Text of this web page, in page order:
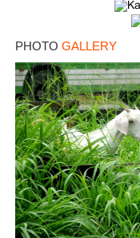
PHOTO GALLERY